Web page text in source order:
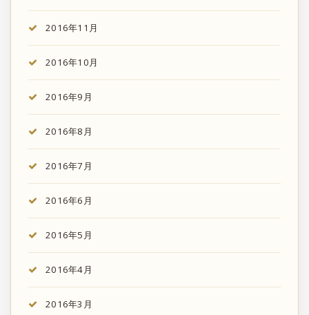
2016年11月
2016年10月
2016年9月
2016年8月
2016年7月
2016年6月
2016年5月
2016年4月
2016年3月